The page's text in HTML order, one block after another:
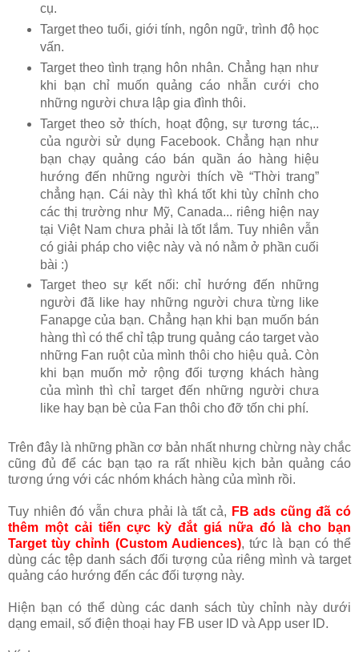
cụ.
Target theo tuổi, giới tính, ngôn ngữ, trình độ học
vấn.
Target theo tình trạng hôn nhân. Chẳng hạn như
khi bạn chỉ muốn quảng cáo nhẫn cưới cho
những người chưa lập gia đình thôi.
Target theo sở thích, hoạt động, sự tương tác,..
của người sử dụng Facebook. Chẳng hạn như
bạn chạy quảng cáo bán quần áo hàng hiệu
hướng đến những người thích về “Thời trang”
chẳng hạn. Cái này thì khá tốt khi tùy chỉnh cho
các thị trường như Mỹ, Canada... riêng hiện nay
tại Việt Nam chưa phải là tốt lắm. Tuy nhiên vẫn
có giải pháp cho việc này và nó nằm ở phần cuối
bài :)
Target theo sự kết nối: chỉ hướng đến những
người đã like hay những người chưa từng like
Fanapge của bạn. Chẳng hạn khi bạn muốn bán
hàng thì có thể chỉ tập trung quảng cáo target vào
những Fan ruột của mình thôi cho hiệu quả. Còn
khi bạn muốn mở rộng đối tượng khách hàng
của mình thì chỉ target đến những người chưa
like hay bạn bè của Fan thôi cho đỡ tốn chi phí.
Trên đây là những phần cơ bản nhất nhưng chừng này chắc
cũng đủ để các bạn tạo ra rất nhiều kịch bản quảng cáo
tương ứng với các nhóm khách hàng của mình rồi.
Tuy nhiên đó vẫn chưa phải là tất cả, FB ads cũng đã có
thêm một cải tiến cực kỳ đắt giá nữa đó là cho bạn
Target tùy chỉnh (Custom Audiences), tức là bạn có thể
dùng các tệp danh sách đối tượng của riêng mình và target
quảng cáo hướng đến các đối tượng này.
Hiện bạn có thể dùng các danh sách tùy chỉnh này dưới
dạng email, số điện thoại hay FB user ID và App user ID.